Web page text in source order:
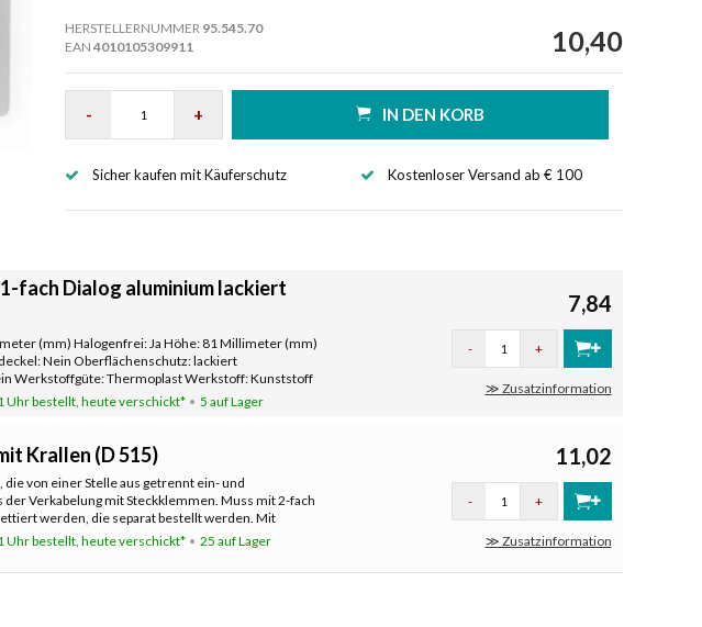
HERSTELLERNUMMER 95.545.70
EAN 4010105309911 10,40
- + IN DEN KORB
Sicher kaufen mit Käuferschutz Kostenloser Versand ab € 100
fach Dialog aluminium lackiert
(mm) Halogenfrei: Ja Höhe: 81 Millimeter (mm)
Nein Oberflächenschutz: lackiert
Werkstoffgüte: Thermoplast Werkstoff: Kunststoff
Uhr bestellt, heute verschickt* 5 auf Lager
7,84
- +
≫ Zusatzinformation
Krallen (D 515)
von einer Stelle aus getrennt ein- und
Verkabelung mit Steckklemmen. Muss mit 2-fach
werden, die separat bestellt werden. Mit
Uhr bestellt, heute verschickt* 25 auf Lager
11,02
- +
≫ Zusatzinformation